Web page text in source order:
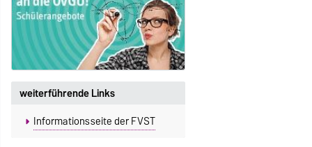
weiterführende Links
Informationsseite der FVST